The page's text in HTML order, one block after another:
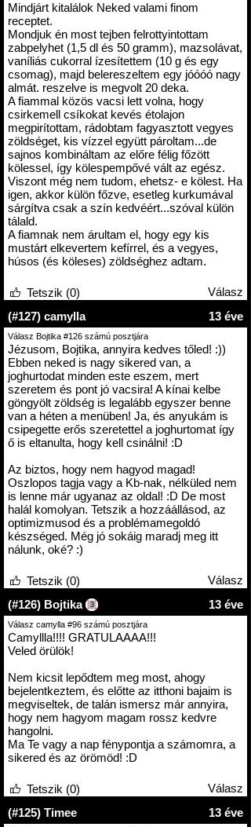
Mindjárt kitalálok Neked valami finom
receptet.
Mondjuk én most tejben felrottyintottam
zabpelyhet (1,5 dl és 50 gramm), mazsolávat,
vaníliás cukorral ízesítettem (10 g és egy
csomag), majd belereszeltem egy jóóóó nagy
almát. reszelve is megvolt 20 deka.
A fiammal közös vacsi lett volna, hogy
csirkemell csíkokat kevés étolajon
megpirítottam, rádobtam fagyasztott vegyes
zöldséget, kis vízzel együtt pároltam...de
sajnos kombináltam az előre félig főzött
kölessel, így kölespempővé vált az egész.
Viszont még nem tudom, ehetsz- e kölest. Ha
igen, akkor külön főzve, esetleg kurkumával
sárgítva csak a szín kedvéért...szóval külön
tálald.
A fiamnak nem árultam el, hogy egy kis
mustárt elkevertem kefírrel, és a vegyes,
húsos (és köleses) zöldséghez adtam.
Válasz
Tetszik (0)
(#127) camylla
13 éve
Válasz Bojtika #126 számú posztjára
Jézusom, Bojtika, annyira kedves tőled! :))
Ebben neked is nagy sikered van, a
joghurtodat minden este eszem, mert
szeretem és pont jó vacsira! A kínai kelbe
göngyölt zöldség is legalább egyszer benne
van a héten a menüben! Ja, és anyukám is
csipegette erős szeretettel a joghurtomat így
ő is eltanulta, hogy kell csinálni! :D
Az biztos, hogy nem hagyod magad!
Oszlopos tagja vagy a Kb-nak, nélküled nem
is lenne már ugyanaz az oldal! :D De most
halál komolyan. Tetszik a hozzáállásod, az
optimizmusod és a problémamegoldó
készséged. Még jó sokáig maradj meg itt
nálunk, oké? :)
Válasz
Tetszik (0)
(#126) Bojtika
3 13 éve
Válasz camylla #96 számú posztjára
Camyllla!!!! GRATULAAAA!!!
Veled örülök!
Nem kicsit lepődtem meg most, ahogy
bejelentkeztem, és előtte az itthoni bajaim is
megviseltek, de talán ismersz már annyira,
hogy nem hagyom magam rossz kedvre
hangolni.
Ma Te vagy a nap fénypontja a számomra, a
sikered és az örömöd! :D
Válasz
Tetszik (0)
(#125) Timee
13 éve